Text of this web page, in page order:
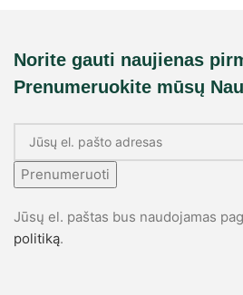
Norite gauti naujienas
Prenumeruokite mūsų
Prenumeruoti
Jūsų el. paštas bus naudojamas
politiką.